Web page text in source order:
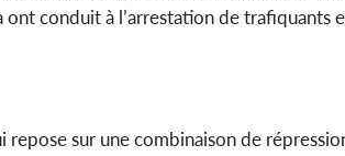
conduit à l’arrestation de trafiquants
repose sur une combinaison de